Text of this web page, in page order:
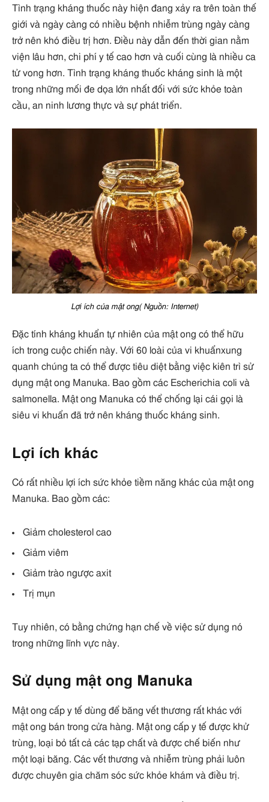
Tình trạng kháng thuốc này hiện đang xảy ra trên toàn thế
giới và ngày càng có nhiều bệnh nhiễm trùng ngày càng
trở nên khó điều trị hơn. Điều này dẫn đến thời gian nằm
viện lâu hơn, chi phí y tế cao hơn và cuối cùng là nhiều ca
tử vong hơn. Tình trạng kháng thuốc kháng sinh là một
trong những mối đe dọa lớn nhất đối với sức khỏe toàn
cầu, an ninh lương thực và sự phát triển.
Lợi ích của mật ong( Nguồn: Internet)
Đặc tính kháng khuẩn tự nhiên của mật ong có thể hữu
ích trong cuộc chiến này. Với 60 loài của vi khuẩnxung
quanh chúng ta có thể được tiêu diệt bằng việc kiên trì sử
dụng mật ong Manuka. Bao gồm các Escherichia coli và
salmonella. Mật ong Manuka có thể chống lại cái gọi là
siêu vi khuẩn đã trở nên kháng thuốc kháng sinh.
Lợi ích khác
Có rất nhiều lợi ích sức khỏe tiềm năng khác của mật ong
Manuka. Bao gồm các:
Giảm cholesterol cao
Giảm viêm
Giảm trào ngược axit
Trị mụn
Tuy nhiên, có bằng chứng hạn chế về việc sử dụng nó
trong những lĩnh vực này.
Sử dụng mật ong Manuka
Mật ong cấp y tế dùng để băng vết thương rất khác với
mật ong bán trong cửa hàng. Mật ong cấp y tế được khử
trùng, loại bỏ tất cả các tạp chất và được chế biến như
một loại băng. Các vết thương và nhiễm trùng phải luôn
được chuyên gia chăm sóc sức khỏe khám và điều trị.